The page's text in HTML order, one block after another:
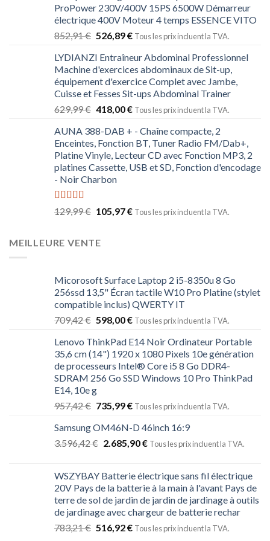
ProPower 230V/400V 15PS 6500W Démarreur
électrique 400V Moteur 4 temps ESSENCE VITO
852,91€ 526,89€ Tous les prix incluent la TVA.
LYDIANZI Entraîneur Abdominal Professionnel
Machine d'exercices abdominaux de Sit-up,
équipement d'exercice Complet avec Jambe,
Cuisse et Fesses Sit-ups Abdominal Trainer
629,99€ 418,00€ Tous les prix incluent la TVA.
AUNA 388-DAB + - Chaîne compacte, 2
Enceintes, Fonction BT, Tuner Radio FM/Dab+,
Platine Vinyle, Lecteur CD avec Fonction MP3, 2
platines Cassette, USB et SD, Fonction d'encodage
- Noir Charbon
Note5.00
sur 5
129,99€ 105,97€ Tous les prix incluent la TVA.
MEILLEURE VENTE
Micorosoft Surface Laptop 2 i5-8350u 8 Go
256ssd 13,5" Écran tactile W10 Pro Platine (stylet
compatible inclus) QWERTY IT
709,42€ 598,00€ Tous les prix incluent la TVA.
Lenovo ThinkPad E14 Noir Ordinateur Portable
35,6 cm (14") 1920 x 1080 Pixels 10e génération
de processeurs Intel® Core i5 8 Go DDR4-
SDRAM 256 Go SSD Windows 10 Pro ThinkPad
E14, 10e g
957,42€ 735,99€ Tous les prix incluent la TVA.
Samsung OM46N-D 46inch 16:9
3.596,42€ 2.685,90€ Tous les prix incluent la TVA.
WSZYBAY Batterie électrique sans fil électrique
20V Pays de la batterie à la main à l'avant Pays de
terre de sol de jardin de jardin de jardinage à outils
de jardinage avec chargeur de batterie rechar
783,21€ 516,92€ Tous les prix incluent la TVA.